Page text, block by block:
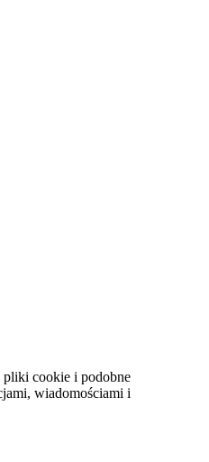
pliki cookie i podobne
wiadomościami i